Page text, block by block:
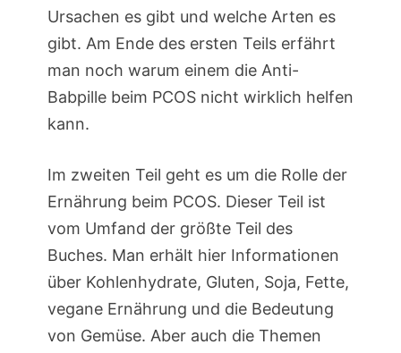
Ursachen es gibt und welche Arten es
gibt. Am Ende des ersten Teils erfährt
man noch warum einem die Anti-
Babpille beim PCOS nicht wirklich helfen
kann.
Im zweiten Teil geht es um die Rolle der
Ernährung beim PCOS. Dieser Teil ist
vom Umfand der größte Teil des
Buches. Man erhält hier Informationen
über Kohlenhydrate, Gluten, Soja, Fette,
vegane Ernährung und die Bedeutung
von Gemüse. Aber auch die Themen